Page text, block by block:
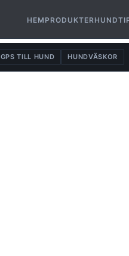
HEM PRODUKTER
GPS TILL HUND HUNDVÄSKOR